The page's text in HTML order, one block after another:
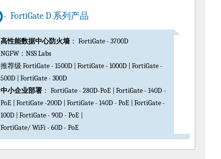
FortiGate D 系列产品
高性能数据中心防火墙： FortiGate - 3700D
NGFW：NSS Labs
推荐级 FortiGate - 1500D | FortiGate - 1000D | FortiGate -
500D | FortiGate - 300D
中小企业部署 ： FortiGate - 280D-PoE | FortiGate - 140D -
PoE | FortiGate -200D | FortiGate - 140D - PoE | FortiGate -
100D | FortiGate - 90D - PoE |
FortiGate/ WiFi - 60D - PoE